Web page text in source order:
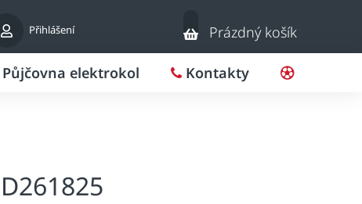
Přihlášení
Nákupní
košík
Prázdný košík
Půjčovna elektrokol Kontakty